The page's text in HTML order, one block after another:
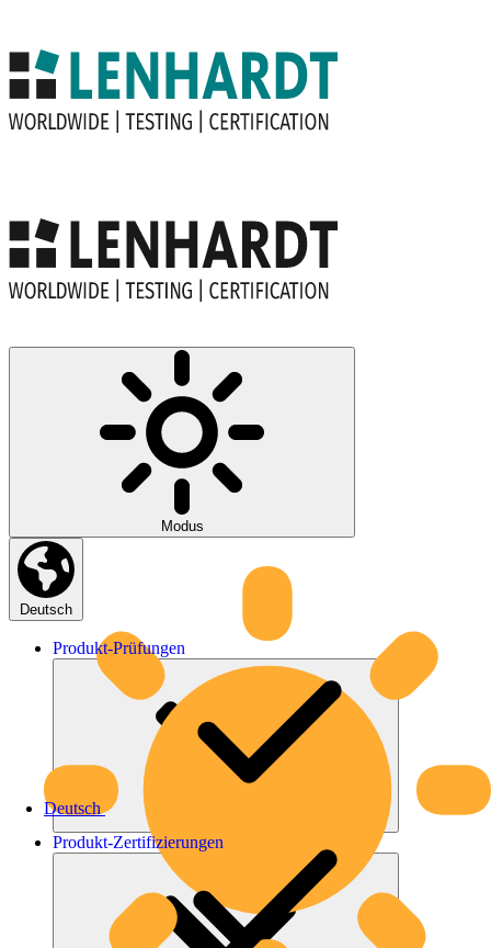
Modus
Deutsch
Deutsch
Produkt-Prüfungen
Produkt-Zertifizierungen